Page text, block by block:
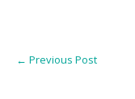
← Previous Post